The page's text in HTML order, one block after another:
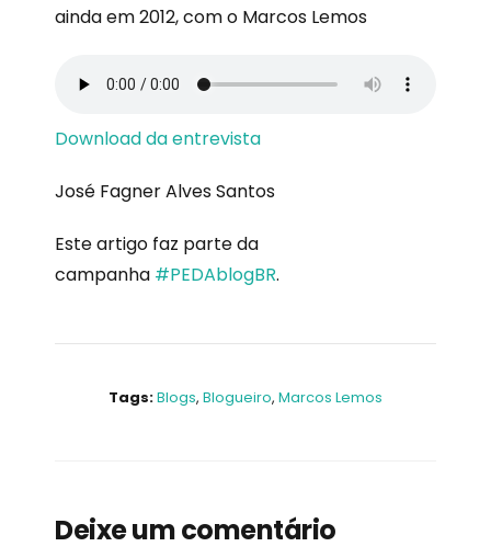
ainda em 2012, com o Marcos Lemos
Download da entrevista
José Fagner Alves Santos
Este artigo faz parte da
campanha #PEDAblogBR.
Tags:Blogs, Blogueiro, Marcos Lemos
Deixe um comentário